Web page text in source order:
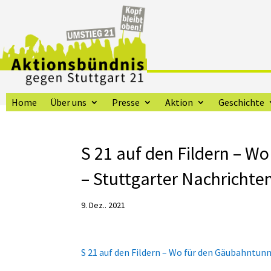
Home Über uns Presse Aktion Geschichte
S 21 auf den Fildern –
– Stuttgarter
9. Dez.. 2021
S 21 auf den Fildern – Wo für den